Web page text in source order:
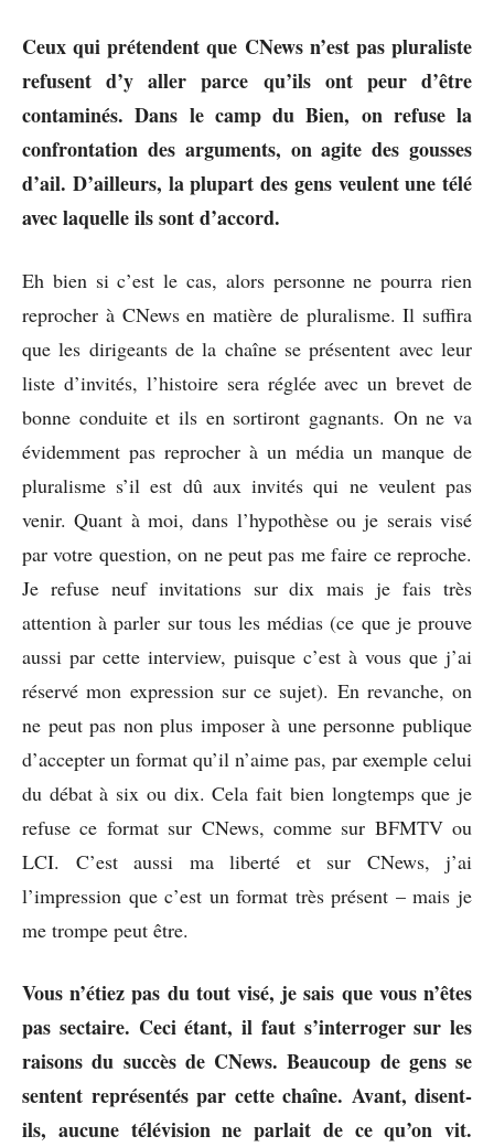
Ceux qui prétendent que CNews n’est pas pluraliste
refusent d’y aller parce qu’ils ont peur d’être
contaminés. Dans le camp du Bien, on refuse la
confrontation des arguments, on agite des gousses
d’ail. D’ailleurs, la plupart des gens veulent une télé
avec laquelle ils sont d’accord.
Eh bien si c’est le cas, alors personne ne pourra rien
reprocher à CNews en matière de pluralisme. Il suffira
que les dirigeants de la chaîne se présentent avec leur
liste d’invités, l’histoire sera réglée avec un brevet de
bonne conduite et ils en sortiront gagnants. On ne va
évidemment pas reprocher à un média un manque de
pluralisme s’il est dû aux invités qui ne veulent pas
venir. Quant à moi, dans l’hypothèse ou je serais visé
par votre question, on ne peut pas me faire ce reproche.
Je refuse neuf invitations sur dix mais je fais très
attention à parler sur tous les médias (ce que je prouve
aussi par cette interview, puisque c’est à vous que j’ai
réservé mon expression sur ce sujet). En revanche, on
ne peut pas non plus imposer à une personne publique
d’accepter un format qu’il n’aime pas, par exemple celui
du débat à six ou dix. Cela fait bien longtemps que je
refuse ce format sur CNews, comme sur BFMTV ou
LCI. C’est aussi ma liberté et sur CNews, j’ai
l’impression que c’est un format très présent – mais je
me trompe peut être.
Vous n’étiez pas du tout visé, je sais que vous n’êtes
pas sectaire. Ceci étant, il faut s’interroger sur les
raisons du succès de CNews. Beaucoup de gens se
sentent représentés par cette chaîne. Avant, disent-
ils, aucune télévision ne parlait de ce qu’on vit.